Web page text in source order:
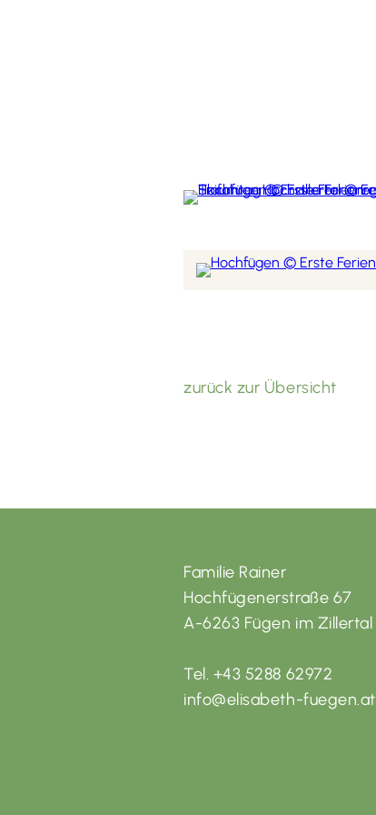
zurück zur Übersicht
Familie Rainer
Hochfügenerstraße 67
A-6263 Fügen im Zillertal
Tel. +43 5288 62972
info@elisabeth-fuegen.at